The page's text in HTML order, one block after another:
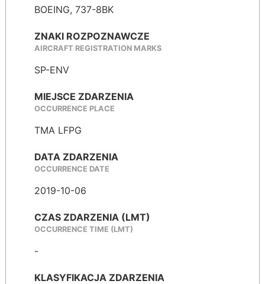
BOEING, 737-8BK
ZNAKI ROZPOZNAWCZE
AIRCRAFT REGISTRATION MARKS
SP-ENV
MIEJSCE ZDARZENIA
OCCURRENCE PLACE
TMA LFPG
DATA ZDARZENIA
OCCURRENCE DATE
2019-10-06
CZAS ZDARZENIA (LMT)
OCCURRENCE TIME (LMT)
-
KLASYFIKACJA ZDARZENIA